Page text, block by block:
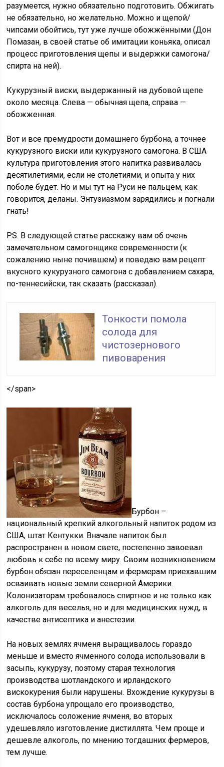
разумеется, нужно обязательно подготовить. Обжигать
не обязательно, но желательно. Можно и щепой/
чипсами обойтись, тут уже лучше обожжёнными (Дон
Помазан, в своей статье об имитации коньяка, описал
процесс приготовления щепы и выдержки самогона/
спирта на ней).
Кукурузный виски, выдержанный на дубовой щепе
около месяца. Слева — обычная щепа, справа —
обожженная.
Вот и все премудрости домашнего бурбона, а точнее
кукурузного виски или кукурузного самогона. В США
культура приготовления этого напитка развивалась
десятилетиями, если не столетиями, и опыта у них
поболе будет. Но и мы тут на Руси не пальцем, как
говорится, деланы. Энтузиазмом зарядились и погнали
гнать!
P.S. В следующей статье расскажу вам об очень
замечательном самогонщике современности (к
сожалению ныне почившем) и поведаю вам рецепт
вкусного кукурузного самогона с добавлением сахара,
по-теннесийски, так сказать (рассказал).
Тонкости помола
солода для
чистозернового
пивоварения
</span>
Бурбон –
национальный крепкий алкогольный напиток родом из
США, штат Кентукки. Вначале напиток был
распространен в новом свете, постепенно завоевал
любовь к себе по всему миру. Своим возникновением
бурбон обязан переселенцам и фермерам приехавшим
осваивать новые земли северной Америки.
Колонизаторам требовалось спиртное и не только как
алкоголь для веселья, но и для медицинских нужд, в
качестве антисептика и анестезии.
На новых землях ячменя выращивалось гораздо
меньше и вместо ячменного солода использовали в
засыпь, кукурузу, поэтому старая технология
производства шотландского и ирландского
вискокурения были нарушены. Вхождение кукурузы в
состав бурбона упрощало его производство,
исключалось соложение ячменя, во вторых
удешевляло изготовление дистиллята. Чем проще и
дешевле алкоголь, по мнению тогдашних фермеров,
тем лучше.